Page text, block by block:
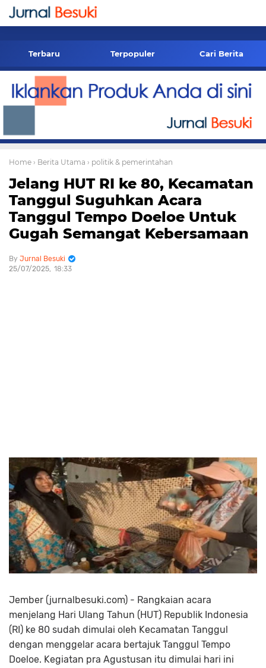
-->
Terbaru Terpopuler Cari Berita
Home › Berita Utama › politik & pemerintahan
Jelang HUT RI ke 80, Kecamatan
Tanggul Suguhkan Acara
Tanggul Tempo Doeloe Untuk
Gugah Semangat Kebersamaan
Jurnal Besuki
25/07/2025 18:33
Jember (jurnalbesuki.com) - Rangkaian acara
menjelang Hari Ulang Tahun (HUT) Republik Indonesia
(RI) ke 80 sudah dimulai oleh Kecamatan Tanggul
dengan menggelar acara bertajuk Tanggul Tempo
Doeloe. Kegiatan pra Agustusan itu dimulai hari ini